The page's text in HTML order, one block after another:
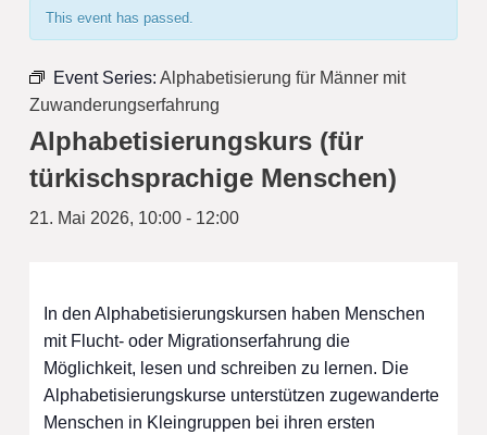
This event has passed.
Event Series: Alphabetisierung für Männer mit
Zuwanderungserfahrung
Alphabetisierungskurs (für
türkischsprachige Menschen)
21. Mai 2026, 10:00- 12:00
In den Alphabetisierungskursen haben Menschen
mit Flucht- oder Migrationserfahrung die
Möglichkeit, lesen und schreiben zu lernen. Die
Alphabetisierungskurse unterstützen zugewanderte
Menschen in Kleingruppen bei ihren ersten